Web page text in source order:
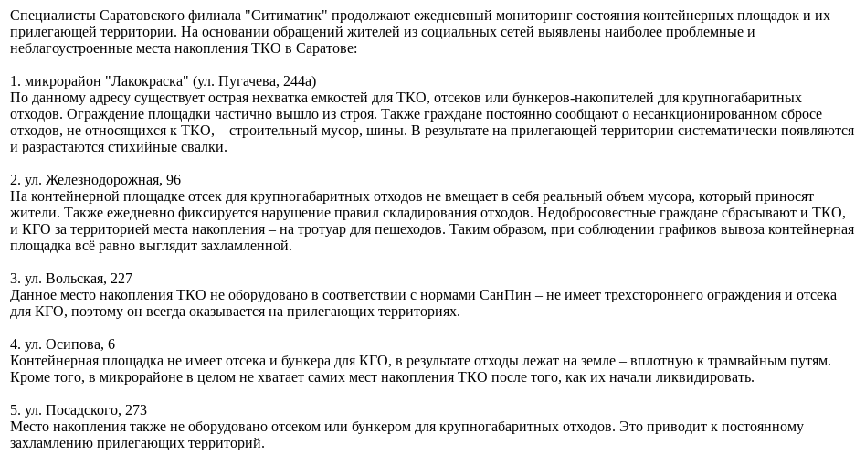
Специалисты Саратовского филиала "Ситиматик" продолжают ежедневный мониторинг состояния контейнерных площадок и их
прилегающей территории. На основании обращений жителей из социальных сетей выявлены наиболее проблемные и
неблагоустроенные места накопления ТКО в Саратове:
1. микрорайон "Лакокраска" (ул. Пугачева, 244а)
По данному адресу существует острая нехватка емкостей для ТКО, отсеков или бункеров-накопителей для крупногабаритных
отходов. Ограждение площадки частично вышло из строя. Также граждане постоянно сообщают о несанкционированном сбросе
отходов, не относящихся к ТКО, – строительный мусор, шины. В результате на прилегающей территории систематически появляются
и разрастаются стихийные свалки.
2. ул. Железнодорожная, 96
На контейнерной площадке отсек для крупногабаритных отходов не вмещает в себя реальный объем мусора, который приносят
жители. Также ежедневно фиксируется нарушение правил складирования отходов. Недобросовестные граждане сбрасывают и ТКО,
и КГО за территорией места накопления – на тротуар для пешеходов. Таким образом, при соблюдении графиков вывоза контейнерная
площадка всё равно выглядит захламленной.
3. ул. Вольская, 227
Данное место накопления ТКО не оборудовано в соответствии с нормами СанПин – не имеет трехстороннего ограждения и отсека
для КГО, поэтому он всегда оказывается на прилегающих территориях.
4. ул. Осипова, 6
Контейнерная площадка не имеет отсека и бункера для КГО, в результате отходы лежат на земле – вплотную к трамвайным путям.
Кроме того, в микрорайоне в целом не хватает самих мест накопления ТКО после того, как их начали ликвидировать.
5. ул. Посадского, 273
Место накопления также не оборудовано отсеком или бункером для крупногабаритных отходов. Это приводит к постоянному
захламлению прилегающих территорий.